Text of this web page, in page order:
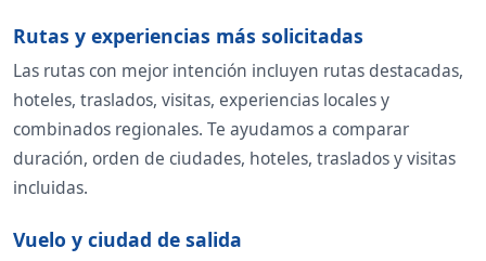
Rutas y experiencias más solicitadas
Las rutas con mejor intención incluyen rutas destacadas,
hoteles, traslados, visitas, experiencias locales y
combinados regionales. Te ayudamos a comparar
duración, orden de ciudades, hoteles, traslados y visitas
incluidas.
Vuelo y ciudad de salida